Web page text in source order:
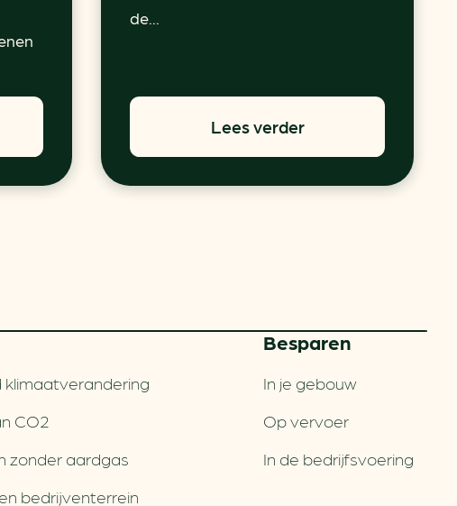
de...
Lees verder
CO2
zonder aardgas
bedrijventerrein
Besparen
In je gebouw
Op vervoer
In de bedrijfsvoering